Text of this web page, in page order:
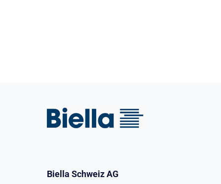
Biella Schweiz AG